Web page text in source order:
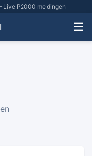
P2000 meldingen
☰